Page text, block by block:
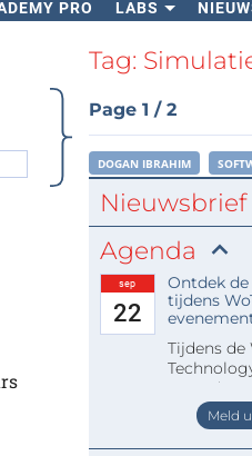
PRO LABS
ZoekenTag:
Page 1 / 2
DOGAN IBRAHIM
Nieuwsbrief
Agenda
sep
22
Ontdek
tijdens
Tijdens de
staat de
Meld